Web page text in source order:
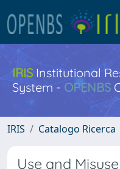
IRISInstitutional
System - OPENBS
IRIS Catalogo Ricerca
Use and